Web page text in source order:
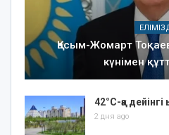
Қасым-Жомарт
күнімен
42°C-қа
2 дня ago